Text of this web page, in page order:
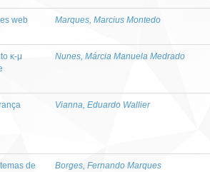
web Marques, Marcius Montedo
κ-μ
Nunes, Márcia Manuela Medrado
Vianna, Eduardo Wallier
de
Borges, Fernando Marques